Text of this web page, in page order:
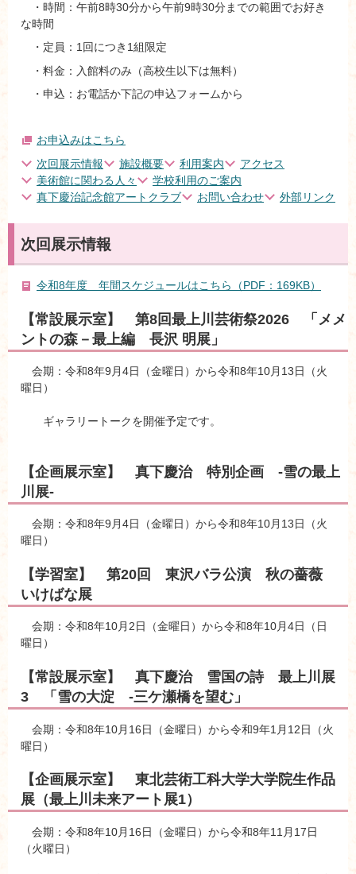
・時間：午前8時30分から午前9時30分までの範囲でお好き
な時間
・定員：1回につき1組限定
・料金：入館料のみ（高校生以下は無料）
・申込：お電話か下記の申込フォームから
お申込みはこちら
次回展示情報
施設概要 利用案内
アクセス
美術館に関わる人々
学校利用のご案内
真下慶治記念館アートクラブ
お問い合わせ 外部リンク
次回展示情報
令和8年度 年間スケジュールはこちら（PDF：169KB）
【常設展示室】 第8回最上川芸術祭2026 「メメ
ントの森－最上編 長沢 明展」
会期：令和8年9月4日（金曜日）から令和8年10月13日（火
曜日）
ギャラリートークを開催予定です。
【企画展示室】 真下慶治 特別企画 -雪の最上
川展-
会期：令和8年9月4日（金曜日）から令和8年10月13日（火
曜日）
【学習室】 第20回 東沢バラ公演 秋の薔薇
いけばな展
会期：令和8年10月2日（金曜日）から令和8年10月4日（日
曜日）
【常設展示室】 真下慶治 雪国の詩 最上川展
3 「雪の大淀 -三ケ瀬橋を望む」
会期：令和8年10月16日（金曜日）から令和9年1月12日（火
曜日）
【企画展示室】 東北芸術工科大学大学院生作品
展（最上川未来アート展1）
会期：令和8年10月16日（金曜日）から令和8年11月17日
（火曜日）